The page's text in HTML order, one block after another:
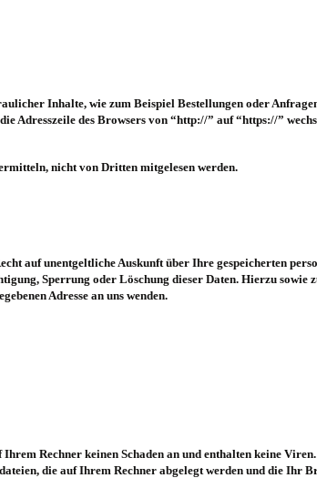
Inhalte, wie zum Beispiel Bestellungen oder
Adresszeile des Browsers von “http://” auf “https://”
nicht von Dritten mitgelesen werden.
auf unentgeltliche Auskunft über Ihre gespeicherten
Sperrung oder Löschung dieser Daten. Hierzu sowie
Adresse an uns wenden.
Rechner keinen Schaden an und enthalten keine
die auf Ihrem Rechner abgelegt werden und die Ihr